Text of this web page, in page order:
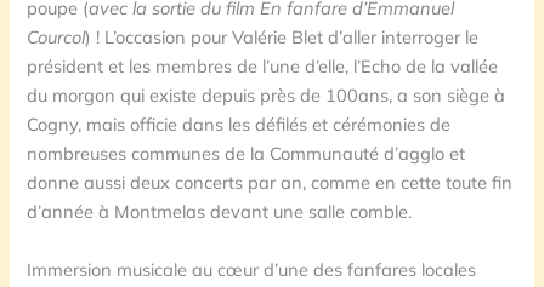
poupe (avec la sortie du film En fanfare d’Emmanuel
Courcol) ! L’occasion pour Valérie Blet d’aller interroger le
président et les membres de l’une d’elle, l’Echo de la vallée
du morgon qui existe depuis près de 100ans, a son siège à
Cogny, mais officie dans les défilés et cérémonies de
nombreuses communes de la Communauté d’agglo et
donne aussi deux concerts par an, comme en cette toute fin
d’année à Montmelas devant une salle comble.
Immersion musicale au cœur d’une des fanfares locales